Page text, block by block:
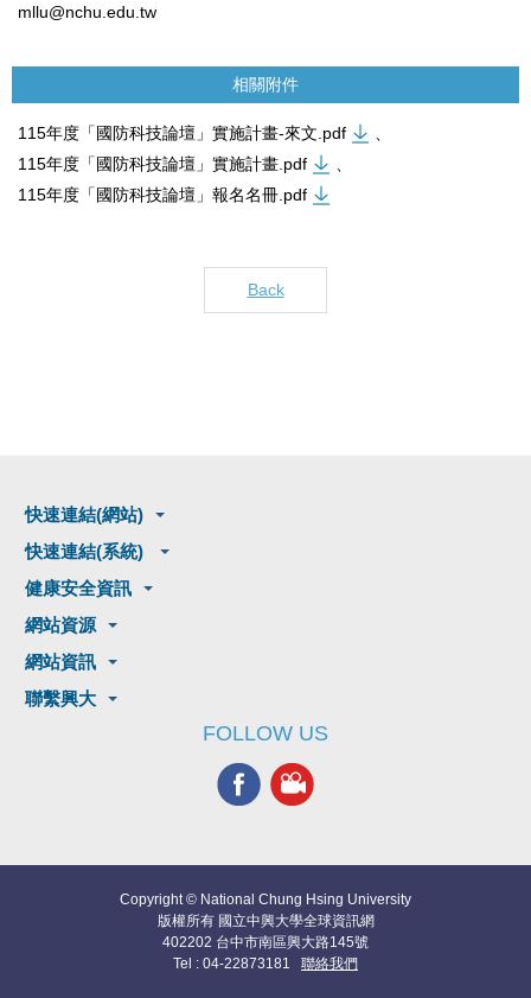
mllu@nchu.edu.tw
相關附件
115年度「國防科技論壇」實施計畫-來文.pdf
115年度「國防科技論壇」實施計畫.pdf
115年度「國防科技論壇」報名名冊.pdf
Back
快速連結(網站)
快速連結(系統)
健康安全資訊
網站資源
網站資訊
聯繫興大
FOLLOW US
Copyright © National Chung Hsing University
版權所有 國立中興大學全球資訊網
402202 台中市南區興大路145號
Tel : 04-22873181 聯絡我們